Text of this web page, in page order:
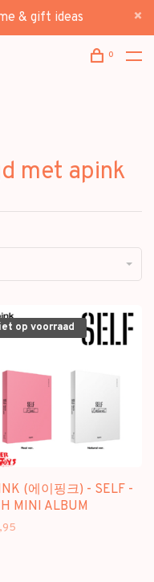
& gift ideas
0
met apink
op voorraad
(에이핑크) - SELF -
MINI ALBUM